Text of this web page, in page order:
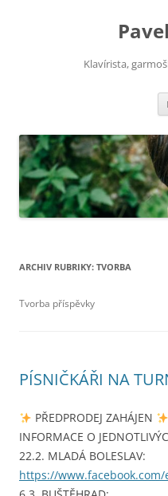
Klavírista,
ARCHIV RUBRIKY: TVORBA
Tvorba příspěvky
PÍSNIČKÁŘI NA
PŘEDPRODEJ ZAHÁJEN
INFORMACE O
22.2. MLADÁ BOLESLAV:
https://www.facebook.com/